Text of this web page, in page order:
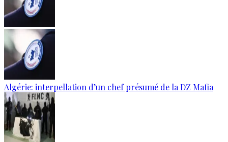
Algérie: interpellation d’un chef présumé de la DZ Mafia